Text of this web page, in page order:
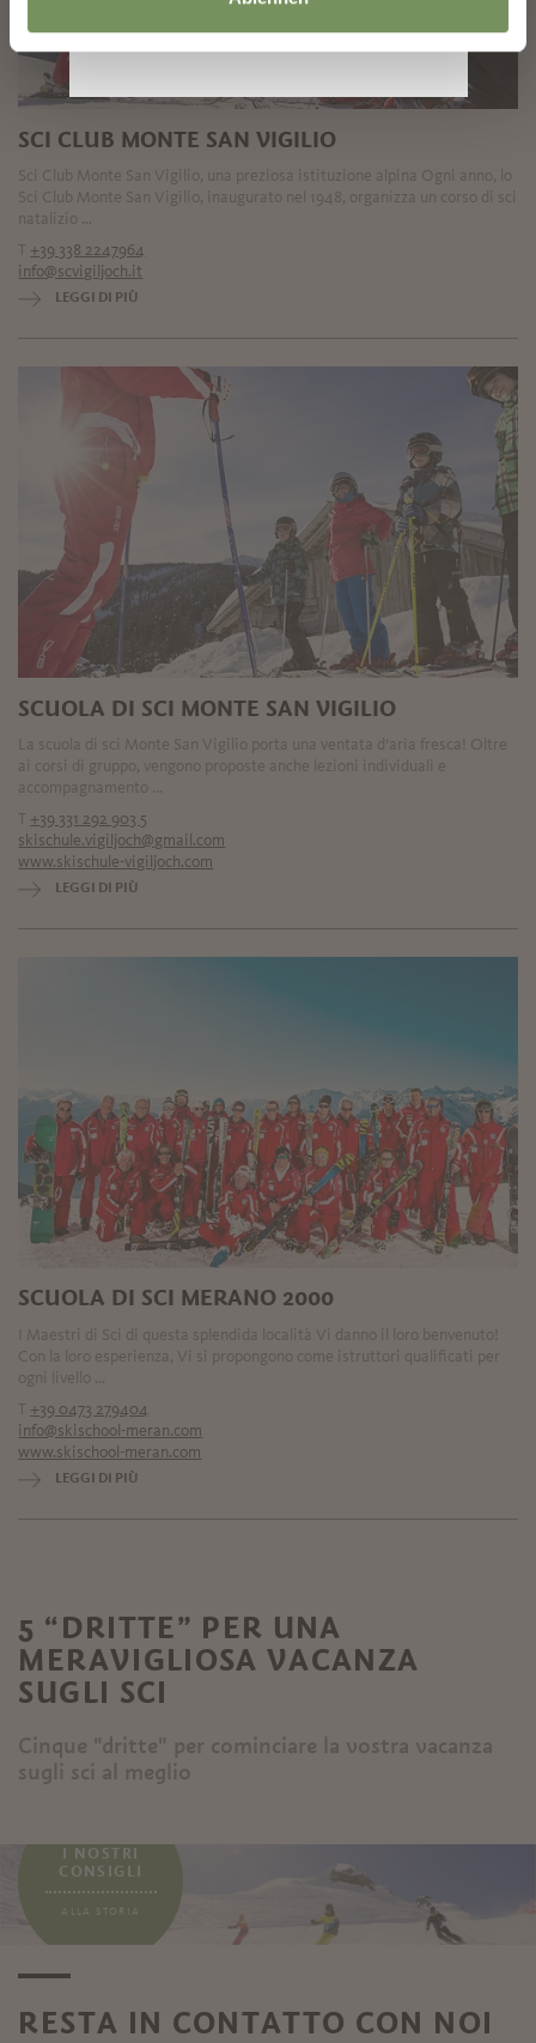
SCI CLUB MONTE SAN VIGILIO
Sci Club Monte San Vigilio, una preziosa istituzione alpina Ogni anno, lo
Sci Club Monte San Vigilio, inaugurato nel 1948, organizza un corso di sci
natalizio ...
T +39 338 2247964
info@scvigiljoch.it
LEGGI DI PIÙ
SCUOLA DI SCI MONTE SAN VIGILIO
La scuola di sci Monte San Vigilio porta una ventata d’aria fresca! Oltre
ai corsi di gruppo, vengono proposte anche lezioni individuali e
accompagnamento ...
T +39 331 292 903 5
skischule.vigiljoch@gmail.com
www.skischule-vigiljoch.com
LEGGI DI PIÙ
SCUOLA DI SCI MERANO 2000
I Maestri di Sci di questa splendida località Vi danno il loro benvenuto!
Con la loro esperienza, Vi si propongono come istruttori qualificati per
ogni livello ...
T +39 0473 279404
info@skischool-meran.com
www.skischool-meran.com
LEGGI DI PIÙ
5 “DRITTE” PER UNA
MERAVIGLIOSA VACANZA
SUGLI SCI
Cinque "dritte" per cominciare la vostra vacanza
sugli sci al meglio
I NOSTRI
CONSIGLI
ALLA STORIA
RESTA IN CONTATTO CON NOI